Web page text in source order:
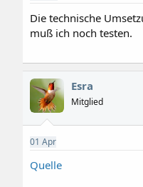
Die technische
muß ich noch testen.
Esra
Mitglied
01 Apr
Quelle